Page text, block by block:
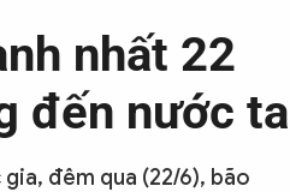
nhất 22
đến nước ta
đêm qua (22/6), bão